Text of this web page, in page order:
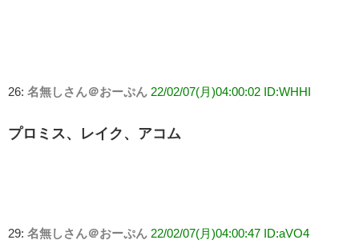
26: 名無しさん＠おーぷん 22/02/07(月)04:00:02 ID:WHHI
プロミス、レイク、アコム
29: 名無しさん＠おーぷん 22/02/07(月)04:00:47 ID:aVO4